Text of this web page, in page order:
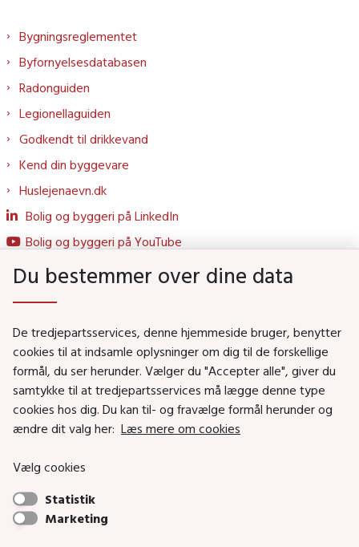
Bygningsreglementet
Byfornyelsesdatabasen
Radonguiden
Legionellaguiden
Godkendt til drikkevand
Kend din byggevare
Huslejenaevn.dk
Bolig og byggeri på LinkedIn
Bolig og byggeri på YouTube
Social- og Boligministeriet
Job i Social- og Boligstyrelsen
Puljer og tilskud
Nyhedsbreve
Social- og Boligstyrelsens nyheder som RSS feed
Du bestemmer over dine data
De tredjepartsservices, denne hjemmeside bruger, benytter
cookies til at indsamle oplysninger om dig til de forskellige
formål, du ser herunder. Vælger du "Accepter alle", giver du
samtykke til at tredjepartsservices må lægge denne type
cookies hos dig. Du kan til- og fravælge formål herunder og
ændre dit valg her: Læs mere om cookies
Vælg cookies
Statistik
Marketing